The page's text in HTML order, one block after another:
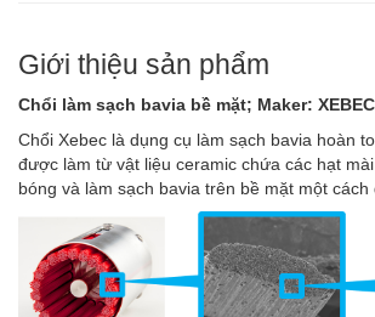
Giới thiệu sản phẩm
Chổi làm sạch bavia bề mặt; Maker:
Chổi Xebec là dụng cụ làm sạch bavia hoàn
được làm từ vật liệu ceramic chứa các hạt
bóng và làm sạch bavia trên bề mặt một cách